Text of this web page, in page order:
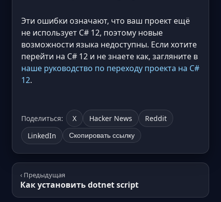
Эти ошибки означают, что ваш проект ещё
не использует C# 12, поэтому новые
возможности языка недоступны. Если хотите
перейти на C# 12 и не знаете как, загляните в
наше руководство по переходу проекта на C#
12.
Поделиться: X Hacker News
Reddit
LinkedIn
Скопировать ссылку
‹ Предыдущая
Как установить dotnet script